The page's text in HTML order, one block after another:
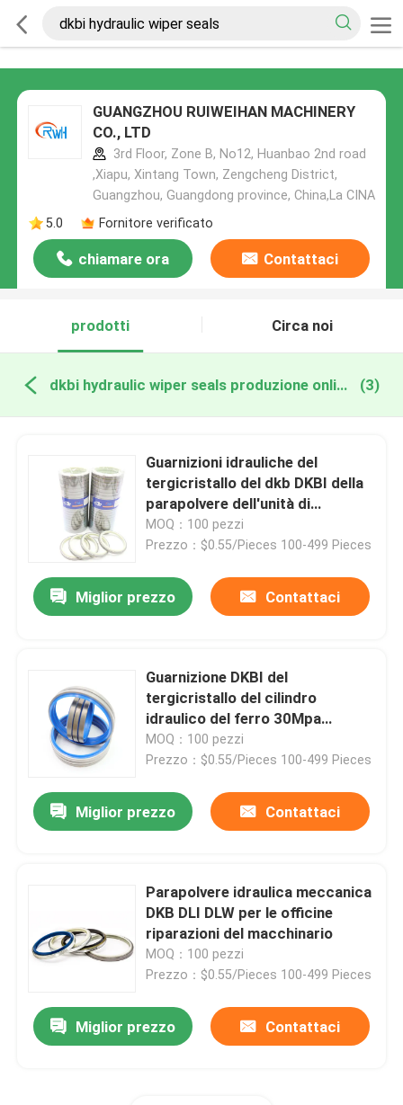
GUANGZHOU RUIWEIHAN MACHINERY
CO., LTD
3rd Floor, Zone B, No12, Huanbao 2nd road
,Xiapu, Xintang Town, Zengcheng District,
Guangzhou, Guangdong province, China,La CINA
5.0
Fornitore verificato
chiamare ora Contattaci
prodotti Circa noi
dkbi hydraulic wiper seals produzione online (3)
Guarnizioni idrauliche del
tergicristallo del dkb DKBI della
parapolvere dell'unità di
elaborazione per attrezzatura
per l'edilizia
MOQ：100 pezzi
Prezzo：$0.55/Pieces 100-499 Pieces
Miglior prezzo Contattaci
Guarnizione DKBI del
tergicristallo del cilindro
idraulico del ferro 30Mpa
dell'unità di elaborazione con
colore blu
MOQ：100 pezzi
Prezzo：$0.55/Pieces 100-499 Pieces
Miglior prezzo Contattaci
Parapolvere idraulica meccanica
DKB DLI DLW per le officine
riparazioni del macchinario
MOQ：100 pezzi
Prezzo：$0.55/Pieces 100-499 Pieces
Miglior prezzo Contattaci